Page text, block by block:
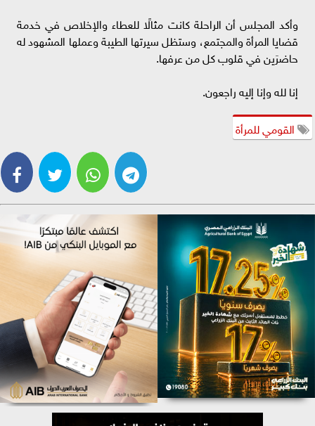
وأكد المجلس أن الراحلة كانت مثالًا للعطاء والإخلاص في خدمة
قضايا المرأة والمجتمع، وستظل سيرتها الطيبة وعملها المشهود له
حاضرَين في قلوب كل من عرفها.
إنا لله وإنا إليه راجعون.
القومي للمرأة